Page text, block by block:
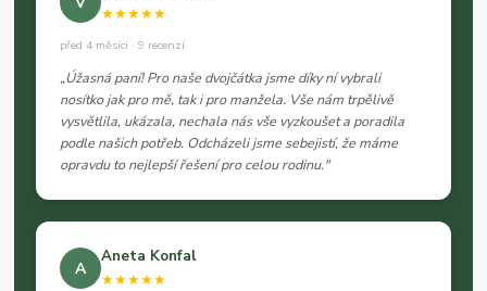
★★★★★
před 4 měsíci · 9 recenzí
„Úžasná paní! Pro naše dvojčátka jsme díky ní vybrali
nosítko jak pro mě, tak i pro manžela. Vše nám trpělivě
vysvětlila, ukázala, nechala nás vše vyzkoušet a poradila
podle našich potřeb. Odcházeli jsme sebejistí, že máme
opravdu to nejlepší řešení pro celou rodinu."
A
Aneta Konfal
★★★★★